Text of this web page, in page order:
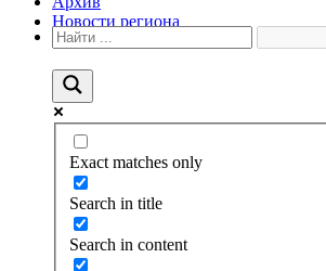
Новости региона
Exact matches only
Search in title
Search in content